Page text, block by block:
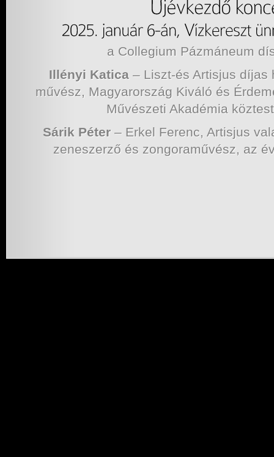
a Collegium Pázmáneum
Illényi Katica– Liszt-és Artisjus díjas
művész, Magyarország Kiváló és
Művészeti Akadémia
Sárik Péter– Erkel Ferenc, Artisjus
zeneszerző és zongoraművész, az